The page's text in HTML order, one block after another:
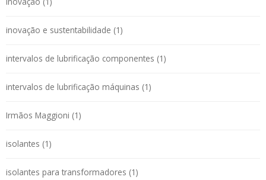
inovação e sustentabilidade (1)
intervalos de lubrificação componentes (1)
intervalos de lubrificação máquinas (1)
Irmãos Maggioni (1)
isolantes (1)
isolantes para transformadores (1)